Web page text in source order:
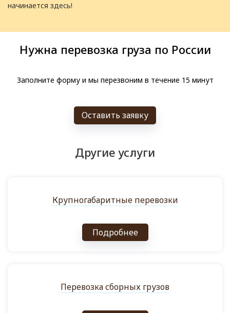
начинается здесь!
Нужна перевозка груза по России
Заполните форму и мы перезвоним в течение 15 минут
Оставить заявку
Другие услуги
Крупногабаритные перевозки
Подробнее
Перевозка сборных грузов